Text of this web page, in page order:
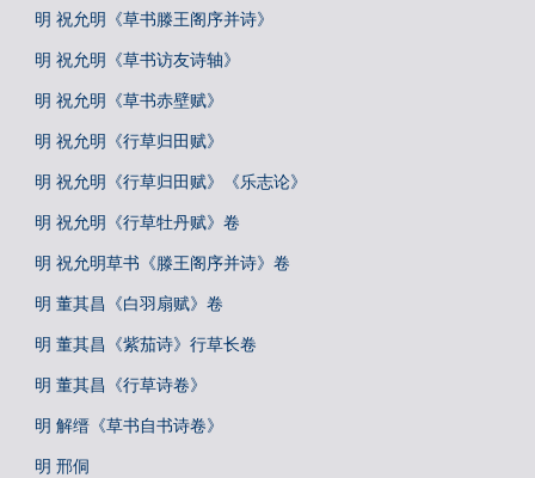
明 祝允明《草书滕王阁序并诗》
明 祝允明《草书访友诗轴》
明 祝允明《草书赤壁赋》
明 祝允明《行草归田赋》
明 祝允明《行草归田赋》《乐志论》
明 祝允明《行草牡丹赋》卷
明 祝允明草书《滕王阁序并诗》卷
明 董其昌《白羽扇赋》卷
明 董其昌《紫茄诗》行草长卷
明 董其昌《行草诗卷》
明 解缙《草书自书诗卷》
明 邢侗